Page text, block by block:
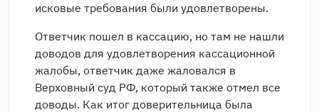
исковые требования были удовлетворены.
Ответчик пошел в кассацию, но там не нашли
доводов для удовлетворения кассационной
жалобы, ответчик даже жаловался в
Верховный суд РФ, который также отмел все
доводы. Как итог доверительница была